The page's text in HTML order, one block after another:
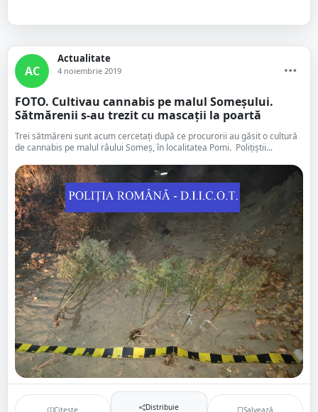
AC
Actualitate
4 noiembrie 2019
FOTO. Cultivau cannabis pe malul Someșului.
Sătmărenii s-au trezit cu mascații la poartă
Trei sătmăreni sunt acum cercetați după ce procurorii au găsit o cultură
de cannabis pe malul râului Someș, în localitatea Pomi. Polițiștii...
Citește Distribuie Salvează